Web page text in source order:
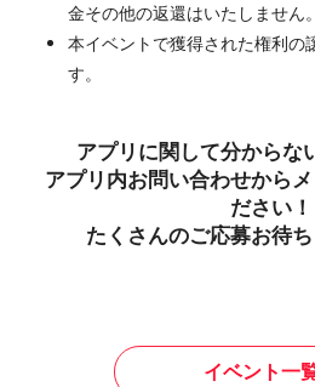
金その他の返還はいたしません
本イベントで獲得された権利の
す。
アプリに関して分からな
アプリ内お問い合わせから
ださい！
たくさんのご応募お待
イベント一